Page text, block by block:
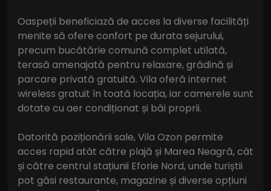
Oaspeții beneficiază de acces la diverse facilități
menite să ofere confort pe durata sejurului,
precum bucătărie comună complet utilată,
terasă amenajată pentru relaxare, grădină și
parcare privată gratuită. Vila oferă internet
wireless gratuit în toată locația, iar camerele sunt
dotate cu aer condiționat și băi proprii.
Datorită poziționării sale, Vila Ozon permite
acces rapid atât către plajă și Marea Neagră, cât
și către centrul stațiunii Eforie Nord, unde turiștii
pot găsi restaurante, magazine și diverse opțiuni